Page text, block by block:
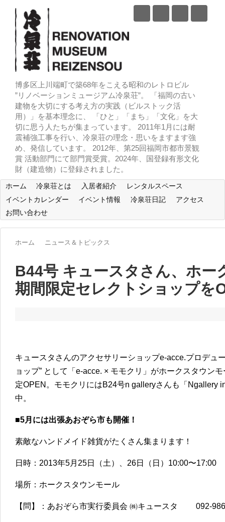
博多区上川端町で築68年をこえる昭和のレトロビル
”リノベーションミュージアム冷泉荘”。 「福岡の古い
建物を大切にする考え方の実践（ビルストック活
用）」を基本理念に、 「ひと」「まち」「文化」を大
切に思う人たちが集まっています。 2011年1月には耐
震補強工事を行い、冷泉荘の理念・思いをますます強
め、発信しています。 2012年、第25回福岡市都市景観
賞 活動部門にて部門賞受賞。2024年、国登録有形文化
財（建造物）に登録されました。
ホーム 冷泉荘とは 入居者紹介
レンタルスペース
イベントカレンダー
イベント情報 冷泉荘日記
アクセス
お問い合わせ
ホーム ニュース＆トピックス
B44号 キュースタさん、ホー
期間限定セレクトショップを
キュースタさんのアクセサリーショップe-acce.プロデュ
ョップ” として「e-acce. × モモクリ」がホークスタウン
定OPEN。モモクリにはB24号n galleryさんも「Ngallery
中。
■5月には出張あおぞら市も開催！
素敵なハンドメイド雑貨がたくさん集まります！
日時：2013年5月25日（土）、26日（日）10:00〜17:00
場所：ホークスタウンモール
【問】：あおぞら市実行委員会 ㈱キュースタ 092-